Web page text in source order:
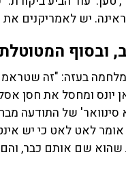
יש לאמריקנים
בעזה: "זה שטראמפ
יונס ומחסל את חסן
של התודעה
אומר לאט לאט כי יש
שם אותם כבר, והם